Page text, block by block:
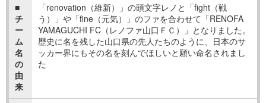
■
チ
ー
ム
名
の
由
来
「renovation（維新）」の頭文字レノと「fight（戦
う）」や「fine（元気）」のファを合わせて「RENOFA
YAMAGUCHI FC（レノファ山口ＦＣ）」となりました。
歴史に名を残した山口県の先人たちのように、日本のサ
ッカー界にもその名を刻んでほしいと願い命名されまし
た